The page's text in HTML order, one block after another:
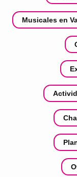
Musicales en